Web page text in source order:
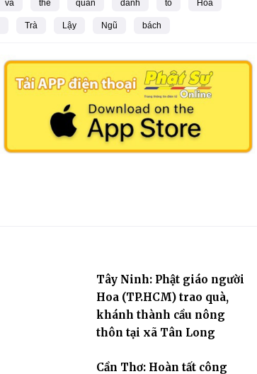
và thẻ quản danh tổ Hòa
Trà Lậy Ngũ bách
Tây Ninh: Phật giáo người
Hoa (TP.HCM) trao quà,
khánh thành cầu nông
thôn tại xã Tân Long
Cần Thơ: Hoàn tất công